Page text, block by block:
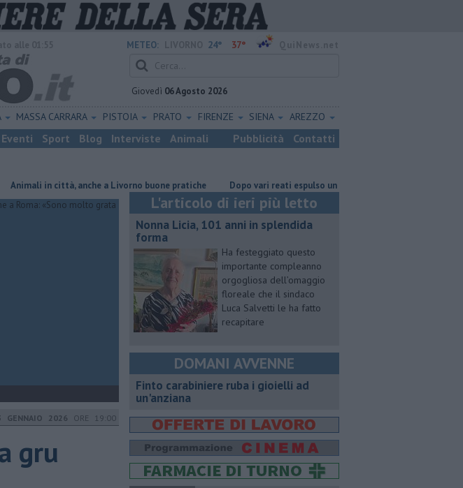
METEO: 24° 37°
Giovedì 06 Agosto 2026
MASSA CARRARA PISTOIA PRATO FIRENZE SIENA AREZZO
Eventi Sport Blog Interviste Animali Pubblicità Contatti
in città, anche a Livorno buone pratiche Dopo vari reati espulso un cittadino straniero
GENNAIO 2026 ORE 19:00
gru
L'articolo di ieri più letto
Nonna Licia, 101 anni in splendida
forma
Ha festeggiato questo
importante compleanno
orgogliosa dell’omaggio
floreale che il sindaco
Luca Salvetti le ha fatto
recapitare
DOMANI AVVENNE
Finto carabiniere ruba i gioielli ad
un'anziana